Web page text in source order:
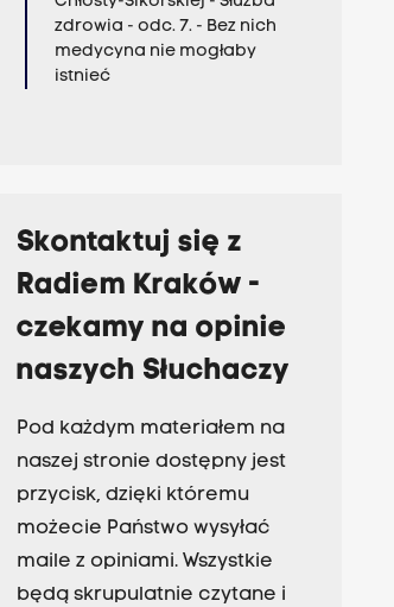
zdrowia - odc. 7. - Bez nich
medycyna nie mogłaby
istnieć
Skontaktuj się z
Radiem Kraków -
czekamy na opinie
naszych Słuchaczy
Pod każdym materiałem na
naszej stronie dostępny jest
przycisk, dzięki któremu
możecie Państwo wysyłać
maile z opiniami. Wszystkie
będą skrupulatnie czytane i